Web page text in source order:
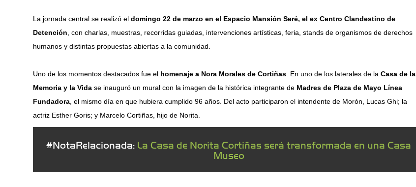
La jornada central se realizó el domingo 22 de marzo en el Espacio Mansión Seré, el ex Centro Clandestino de
Detención , con charlas, muestras, recorridas guiadas, intervenciones artísticas, feria, stands de organismos de derechos
humanos y distintas propuestas abiertas a la comunidad.
Uno de los momentos destacados fue el homenaje a Nora Morales de Cortiñas . En uno de los laterales de la Casa de la
Memoria y la Vida se inauguró un mural con la imagen de la histórica integrante de Madres de Plaza de Mayo Línea
Fundadora , el mismo día en que hubiera cumplido 96 años. Del acto participaron el intendente de Morón, Lucas Ghi; la
actriz Esther Goris; y Marcelo Cortiñas, hijo de Norita.
#NotaRelacionada: La Casa de Norita Cortiñas será transformada en una Casa
Museo